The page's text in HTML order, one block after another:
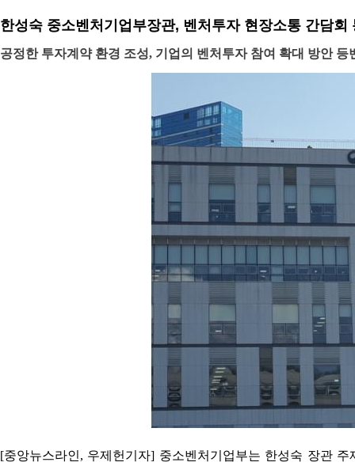
한성숙 중소벤처기업부장관, 벤처투자 현장소통 간담
공정한 투자계약 환경 조성, 기업의 벤처투자 참여 확대 방안
[중앙뉴스라인, 우제헌기자] 중소벤처기업부는 한성숙 장관